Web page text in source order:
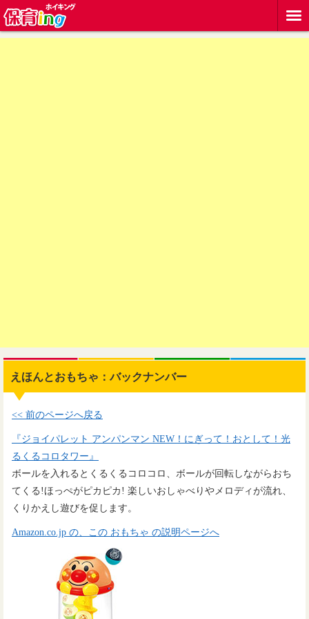
えほんとおもちゃ：バックナンバー
<< 前のページへ戻る
『ジョイパレット アンパンマン NEW！にぎって！おとして！光
るくるコロタワー』
ボールを入れるとくるくるコロコロ、ボールが回転しながらおち
てくる!ほっぺがピカピカ! 楽しいおしゃべりやメロディが流れ、
くりかえし遊びを促します。
Amazon.co.jp の、この おもちゃ の説明ページへ